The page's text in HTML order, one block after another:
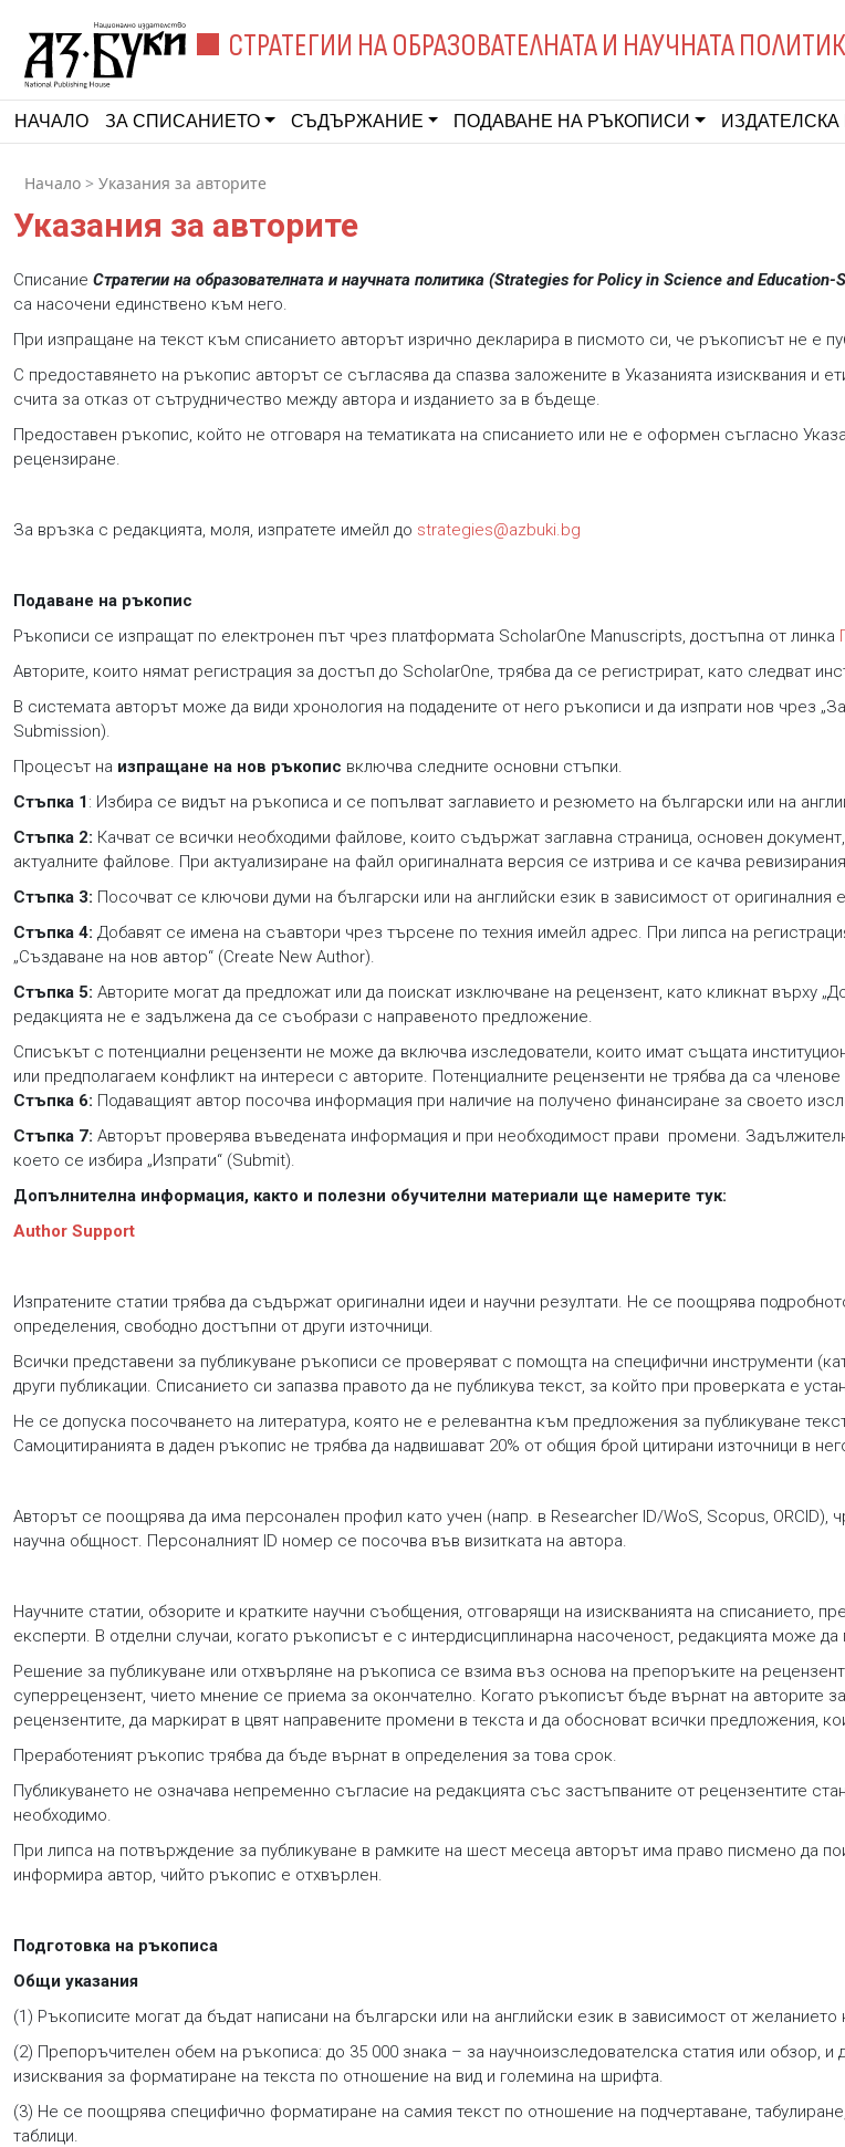
СТРАТЕГИИ НА ОБРАЗОВАТЕЛНАТА И НАУЧНАТА
НАЧАЛО ЗА СПИСАНИЕТО СЪДЪРЖАНИЕ ПОДАВАНЕ НА РЪКОПИСИ ИЗДАТЕЛСКА
Начало > Указания за авторите
Указания за авторите
Списание Стратегии на образователната и научната политика (Strategies for Policy in Science and
са насочени единствено към него.
При изпращане на текст към списанието авторът изрично декларира в писмото си, че ръкописът не е
С предоставянето на ръкопис авторът се съгласява да спазва заложените в Указанията изисквания и
счита за отказ от сътрудничество между автора и изданието за в бъдеще.
Предоставен ръкопис, който не отговаря на тематиката на списанието или не е оформен съгласно
рецензиране.
За връзка с редакцията, моля, изпратете имейл до strategies@azbuki.bg
Подаване на ръкопис
Ръкописи се изпращат по електронен път чрез платформата ScholarOne Manuscripts, достъпна от линка
Авторите, които нямат регистрация за достъп до ScholarOne, трябва да се регистрират, като следват
В системата авторът може да види хронология на подадените от него ръкописи и да изпрати нов чрез
Submission).
Процесът на изпращане на нов ръкопис включва следните основни стъпки.
Стъпка 1: Избира се видът на ръкописа и се попълват заглавието и резюмето на български или на
Стъпка 2: Качват се всички необходими файлове, които съдържат заглавна страница, основен
актуалните файлове. При актуализиране на файл оригиналната версия се изтрива и се качва
Стъпка 3: Посочват се ключови думи на български или на английски език в зависимост от оригиналния
Стъпка 4: Добавят се имена на съавтори чрез търсене по техния имейл адрес. При липса на
„Създаване на нов автор“ (Create New Author).
Стъпка 5: Авторите могат да предложат или да поискат изключване на рецензент, като кликнат върху
редакцията не е задължена да се съобрази с направеното предложение.
Списъкът с потенциални рецензенти не може да включва изследователи, които имат същата
или предполагаем конфликт на интереси с авторите. Потенциалните рецензенти не трябва да са
Стъпка 6: Подаващият автор посочва информация при наличие на получено финансиране за своето
Стъпка 7: Авторът проверява въведената информация и при необходимост прави промени.
което се избира „Изпрати“ (Submit).
Допълнителна информация, както и полезни обучителни материали ще намерите тук:
Author Support
Изпратените статии трябва да съдържат оригинални идеи и научни резултати. Не се поощрява
определения, свободно достъпни от други източници.
Всички представени за публикуване ръкописи се проверяват с помощта на специфични инструменти
други публикации. Списанието си запазва правото да не публикува текст, за който при проверката е
Не се допуска посочването на литература, която не е релевантна към предложения за публикуване
Самоцитиранията в даден ръкопис не трябва да надвишават 20% от общия брой цитирани източници в
Авторът се поощрява да има персонален профил като учен (напр. в Researcher ID/WoS, Scopus, ORCID),
научна общност. Персоналният ID номер се посочва във визитката на автора.
Научните статии, обзорите и кратките научни съобщения, отговарящи на изискванията на списанието,
експерти. В отделни случаи, когато ръкописът е с интердисциплинарна насоченост, редакцията може
Решение за публикуване или отхвърляне на ръкописа се взима въз основа на препоръките на
суперрецензент, чието мнение се приема за окончателно. Когато ръкописът бъде върнат на авторите
рецензентите, да маркират в цвят направените промени в текста и да обосноват всички предложения,
Преработеният ръкопис трябва да бъде върнат в определения за това срок.
Публикуването не означава непременно съгласие на редакцията със застъпваните от рецензентите
необходимо.
При липса на потвърждение за публикуване в рамките на шест месеца авторът има право писмено да
информира автор, чийто ръкопис е отхвърлен.
Подготовка на ръкописа
Общи указания
(1) Ръкописите могат да бъдат написани на български или на английски език в зависимост от
(2) Препоръчителен обем на ръкописа: до 35 000 знака – за научноизследователска статия или обзор,
изисквания за форматиране на текста по отношение на вид и големина на шрифта.
(3) Не се поощрява специфично форматиране на самия текст по отношение на подчертаване,
таблици.